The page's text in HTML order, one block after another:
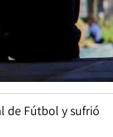
de Fútbol y sufrió